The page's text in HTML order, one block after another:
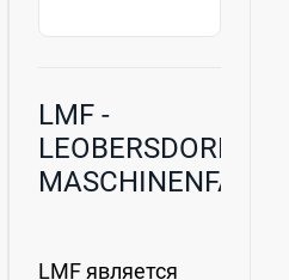
LMF -
LEOBERSDORFER
LMF является